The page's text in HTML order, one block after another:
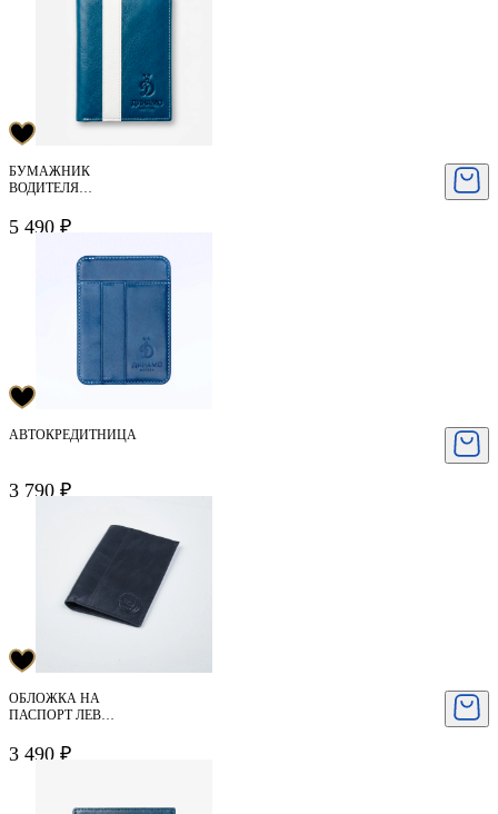
БУМАЖНИК
ВОДИТЕЛЯ
5 490 ₽
АВТОКРЕДИТНИЦА
3 790 ₽
ОБЛОЖКА НА
ПАСПОРТ ЛЕВ
3 490 ₽